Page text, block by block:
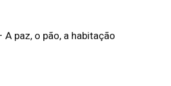
A paz, o pão, a habitação